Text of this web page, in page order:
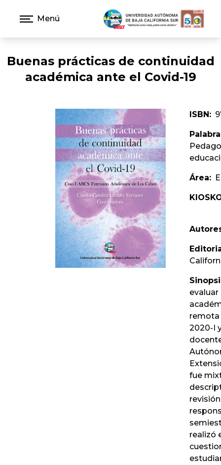
Menú
Buenas prácticas de continuidad
académica ante el Covid-19
ISBN:
Área:
remota
2020-I
fue
realizó